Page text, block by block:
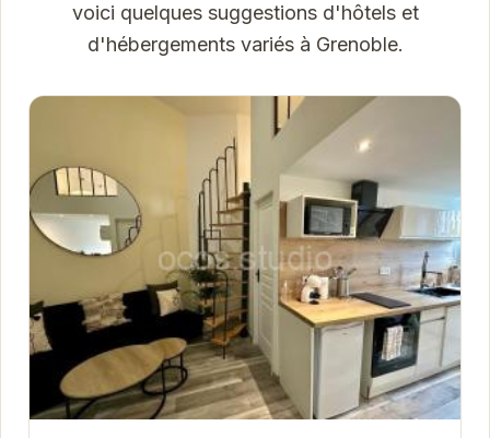
voici quelques suggestions d'hôtels et
d'hébergements variés à Grenoble.